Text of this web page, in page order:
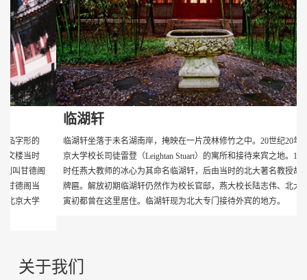
临湖轩坐落于未名湖南岸，掩映在一片茂林修竹之中。20世纪20年代为燕
京大学校长司徒雷登（Leightan Stuart）的寓所和接待来宾之地。1931年，
时任燕大教师的冰心为其命名临湖轩，后由当时的北大著名教授胡适题写
牌匾。解放初期临湖轩仍然作为校长官邸，燕大校长陆志伟、北大校长马
寅初都曾在这里居住。临湖轩现为北大专门接待外宾的地方。
About Us